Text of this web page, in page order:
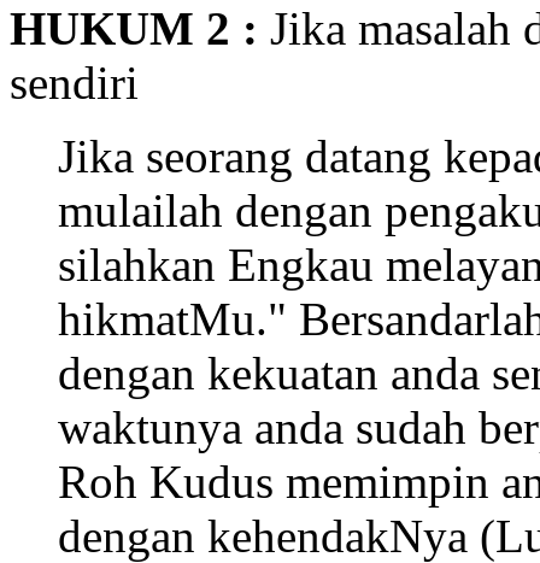
HUKUM 2 : Jika masalah
sendiri
Jika seorang datang
mulailah dengan
silahkan Engkau
hikmatMu."
dengan kekuatan anda
waktunya anda sudah
Roh Kudus memimpin
dengan kehendakNya